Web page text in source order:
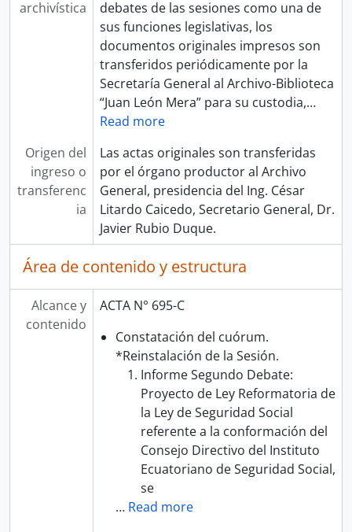
archivística
debates de las sesiones como una de
sus funciones legislativas, los
documentos originales impresos son
transferidos periódicamente por la
Secretaría General al Archivo-Biblioteca
“Juan León Mera” para su custodia,…
Read more
Origen del
ingreso o
transferenc
ia
Las actas originales son transferidas
por el órgano productor al Archivo
General, presidencia del Ing. César
Litardo Caicedo, Secretario General, Dr.
Javier Rubio Duque.
Área de contenido y estructura
Alcance y
contenido
ACTA N° 695-C
Constatación del cuórum.
*Reinstalación de la Sesión.
Informe Segundo Debate:
Proyecto de Ley Reformatoria de
la Ley de Seguridad Social
referente a la conformación del
Consejo Directivo del Instituto
Ecuatoriano de Seguridad Social,
se
… Read more